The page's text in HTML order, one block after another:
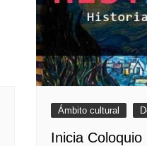
Ámbito cultural
Inicia